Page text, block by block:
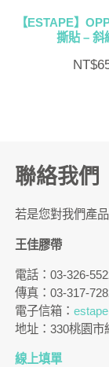
【ESTAPE】
撕貼 – 斜
NT$
聯絡我們
若是您對我們產
王佳膠帶
電話：03-326-
傳真：03-317-
電子信箱：
地址：330桃園市
線上填單